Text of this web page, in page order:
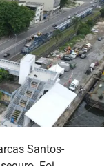
Santos-